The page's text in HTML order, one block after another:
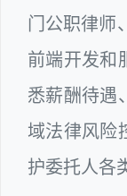
门公职律师
前端开发和
悉薪酬待遇
域法律风险
护委托人各